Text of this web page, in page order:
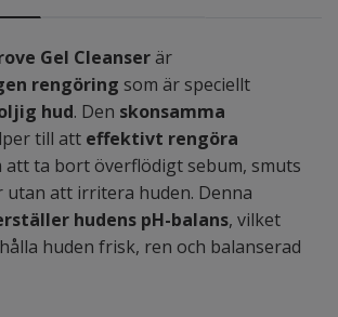
Gel Cleanserär
rengöring som är speciellt
hud. Den skonsamma
till att effektivt rengöra
att ta bort överflödigt sebum, smuts
utan att irritera huden. Denna
hudens pH-balans, vilket
huden frisk, ren och balanserad